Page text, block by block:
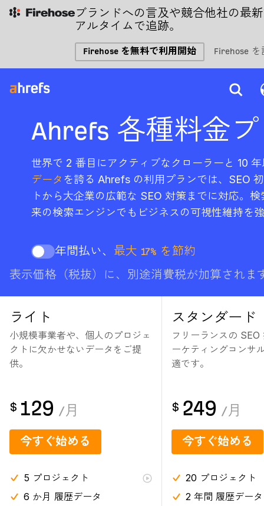
ブランドへの言及や競合他社の最
アルタイムで追跡。
Firehose を無料で利用開始 Firehose
Ahrefs 各種料金
世界で 2 番目にアクティブなクローラーと 10
データ を誇る Ahrefs の利用プランでは、SEO
トから大企業の広範な SEO 対策までに対応。
来の検索エンジンでもビジネスの可視性維持を
年間払い、 最大 17% を節約
表示価格（税抜）に、別途消費税が加算されま
ライト
小規模事業者や、個人のプロジェ
クトに欠かせないデータをご提
供。
スタンダード
フリーランスの SEO
ーケティングコンサ
適です。
$ 129 /月 $ 249 /月
今すぐ始める 今すぐ始める
5 プロジェクト
6 か月 履歴データ
20 プロジェクト
2 年間 履歴データ